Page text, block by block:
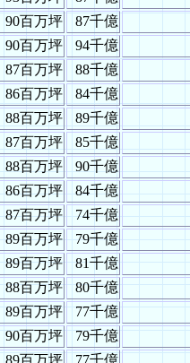
90百万坪
87千億
90百万坪
94千億
87百万坪
88千億
86百万坪
84千億
88百万坪
89千億
87百万坪
85千億
88百万坪
90千億
86百万坪
84千億
87百万坪
74千億
89百万坪
79千億
89百万坪
81千億
88百万坪
80千億
89百万坪
77千億
90百万坪
79千億
89百万坪
77千億